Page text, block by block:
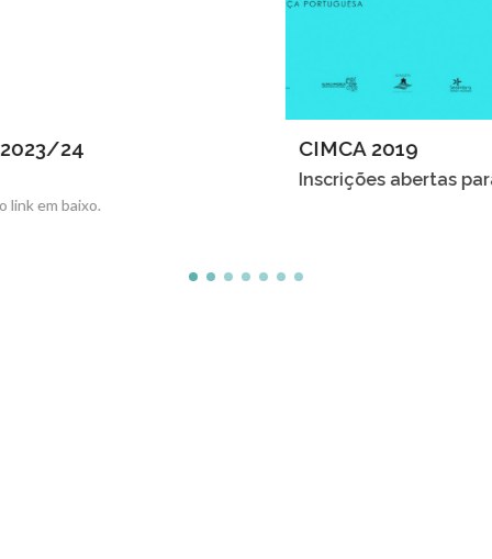
CIMCA 2019
Inscrições abertas para o CIMCA 2019